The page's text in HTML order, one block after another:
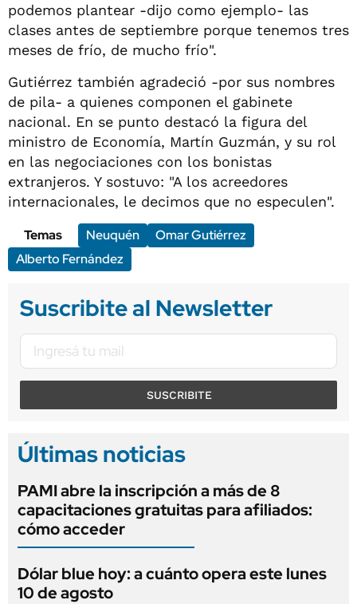
podemos plantear -dijo como ejemplo- las
clases antes de septiembre porque tenemos tres
meses de frío, de mucho frío".
Gutiérrez también agradeció -por sus nombres
de pila- a quienes componen el gabinete
nacional. En se punto destacó la figura del
ministro de Economía, Martín Guzmán, y su rol
en las negociaciones con los bonistas
extranjeros. Y sostuvo: "A los acreedores
internacionales, le decimos que no especulen".
Temas
Neuquén
Omar Gutiérrez
Alberto Fernández
Suscribite al Newsletter
SUSCRIBITE
Últimas noticias
PAMI abre la inscripción a más de 8
capacitaciones gratuitas para afiliados:
cómo acceder
Dólar blue hoy: a cuánto opera este lunes
10 de agosto